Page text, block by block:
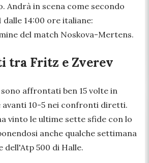
Andrà in scena come secondo
dalle 14:00 ore italiane:
del match Noskova-Mertens.
tra Fritz e Zverev
affrontati ben 15 volte in
10-5 nei confronti diretti.
vinto le ultime sette sfide con lo
anche qualche settimana
dell'Atp 500 di Halle.